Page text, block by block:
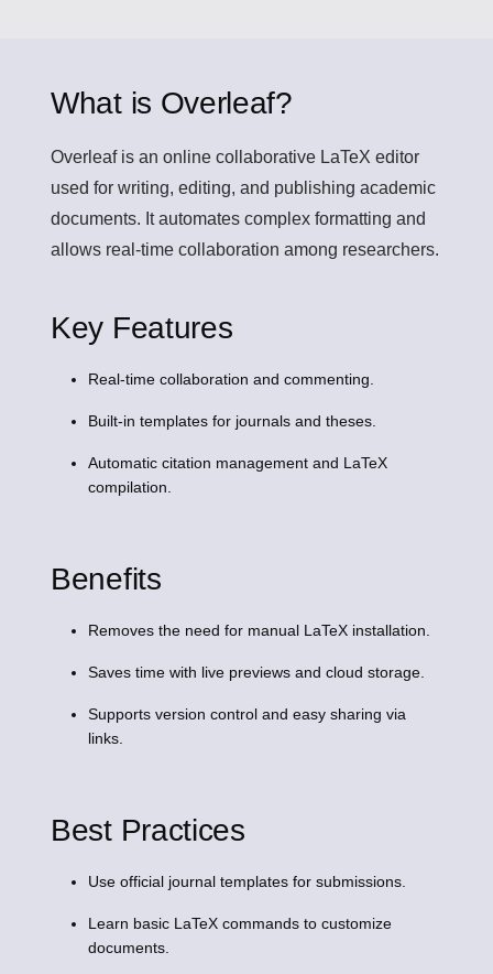
What is Overleaf?
Overleafis an online collaborative LaTeX editor
used for writing, editing, and publishing academic
documents. It automates complex formatting and
allows real-time collaboration among researchers.
Key Features
Real-time collaboration and commenting.
Built-in templates for journals and theses.
Automatic citation management and LaTeX
compilation.
Benefits
Removes the need for manual LaTeX installation.
Saves time with live previews and cloud storage.
Supports version control and easy sharing via
links.
Best Practices
Use official journal templates for submissions.
Learn basic LaTeX commands to customize
documents.